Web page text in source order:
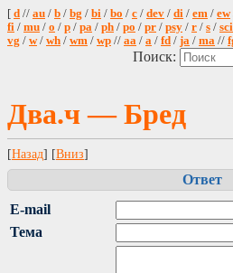
[ d // au / b / bg / bi / bo / c / dev / di / em / ew
fi / mu / o / p / pa / ph / po / pr / psy / r / s / sci
vg / w/ wh / wm / wp // aa / a / fd / ja / ma //
Поиск:
Два.ч — Бред
[Назад] [Вниз]
Ответ
E-mail
Тема